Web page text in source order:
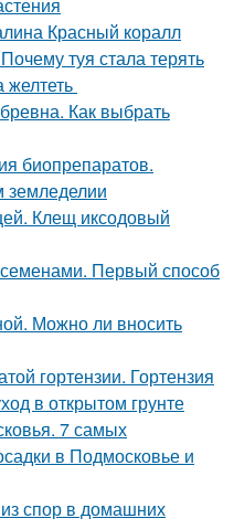
Красный коралл
туя стала терять
желтеть
Как выбрать
биопрепаратов.
Клещ иксодовый
Первый способ
Можно ли вносить
гортензии. Гортензия
в открытом грунте
7 самых
в Подмосковье и
спор в домашних